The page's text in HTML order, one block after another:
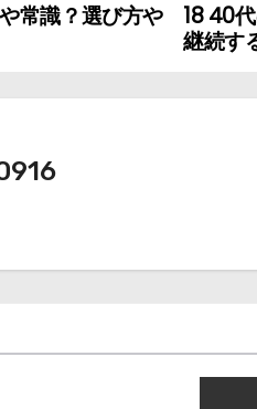
18 40
継続す
常識？選び方や